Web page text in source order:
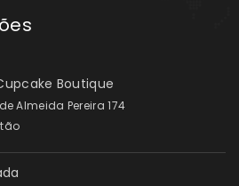
Boutique
Almeida Pereira 174